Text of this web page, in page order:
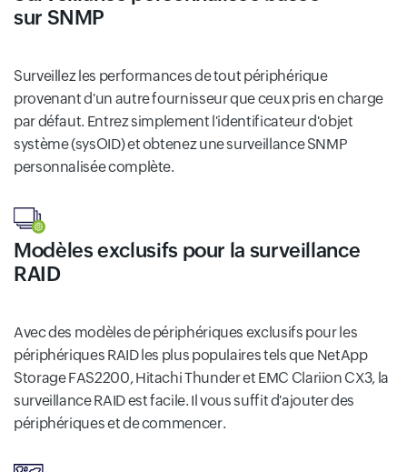
sur SNMP
Surveillez les performances de tout périphérique
provenant d'un autre fournisseur que ceux pris en charge
par défaut. Entrez simplement l'identificateur d'objet
système (sysOID) et obtenez une surveillance SNMP
personnalisée complète.
Modèles exclusifs pour la surveillance
RAID
Avec des modèles de périphériques exclusifs pour les
périphériques RAID les plus populaires tels que NetApp
Storage FAS2200, Hitachi Thunder et EMC Clariion CX3, la
surveillance RAID est facile. Il vous suffit d'ajouter des
périphériques et de commencer.